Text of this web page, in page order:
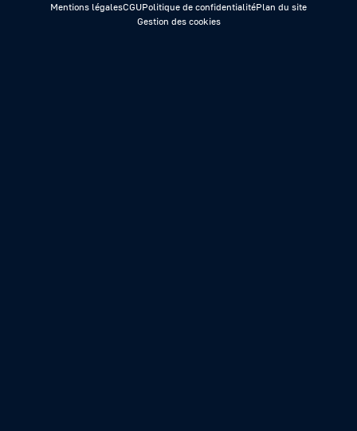
Mentions légalesCGUPolitique de confidentialitéPlan du site
Gestion des cookies